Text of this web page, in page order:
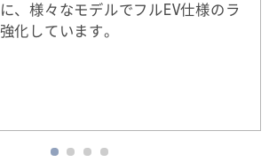
、様々なモデルでフルEV仕様のラ
化しています。